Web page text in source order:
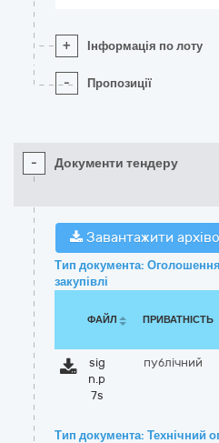
+ Інформація по лоту
- Пропозиції
- Документи тендеру
Завантажити
Тип документа:
закупівлі
ФАЙЛ ПРИВАТНІСТЬ
sig
n.p
7s
публічний
Тип документа: Технічний